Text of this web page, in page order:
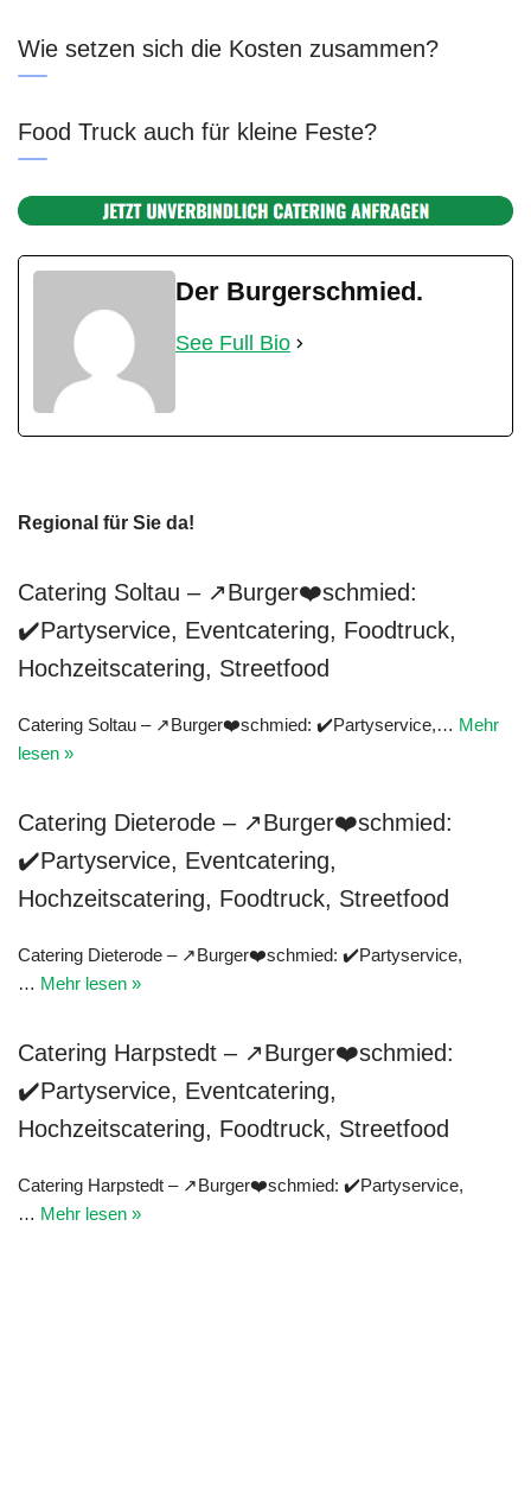
Wie setzen sich die Kosten zusammen?
Food Truck auch für kleine Feste?
Der Burgerschmied.
See Full Bio
Regional für Sie da!
Catering Soltau – ↗Burger❤️schmied:
✔️Partyservice, Eventcatering, Foodtruck,
Hochzeitscatering, Streetfood
Catering Soltau – ↗Burger❤️schmied: ✔️Partyservice,… Mehr
lesen »
Catering Dieterode – ↗Burger❤️schmied:
✔️Partyservice, Eventcatering,
Hochzeitscatering, Foodtruck, Streetfood
Catering Dieterode – ↗Burger❤️schmied: ✔️Partyservice,
… Mehr lesen »
Catering Harpstedt – ↗Burger❤️schmied:
✔️Partyservice, Eventcatering,
Hochzeitscatering, Foodtruck, Streetfood
Catering Harpstedt – ↗Burger❤️schmied: ✔️Partyservice,
… Mehr lesen »